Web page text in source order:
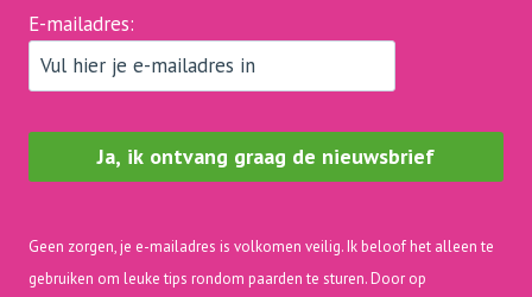
E-mailadres:
Geen zorgen, je e-mailadres is volkomen veilig. Ik beloof het alleen te
gebruiken om leuke tips rondom paarden te sturen. Door op